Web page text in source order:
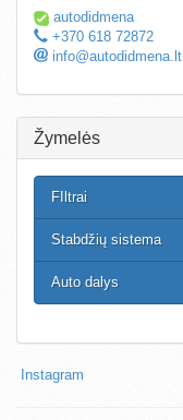
autodidmena
+370 618 72872
info@autodidmena.lt
Žymelės
FIltrai
Stabdžių sistema
Auto dalys
Instagram